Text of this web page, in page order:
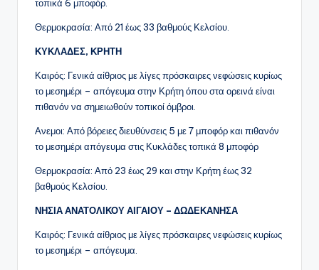
τοπικά 6 μποφόρ.
Θερμοκρασία: Από 21 έως 33 βαθμούς Κελσίου.
ΚΥΚΛΑΔΕΣ, ΚΡΗΤΗ
Καιρός: Γενικά αίθριος με λίγες πρόσκαιρες νεφώσεις κυρίως
το μεσημέρι – απόγευμα στην Κρήτη όπου στα ορεινά είναι
πιθανόν να σημειωθούν τοπικοί όμβροι.
Ανεμοι: Από βόρειες διευθύνσεις 5 με 7 μποφόρ και πιθανόν
το μεσημέρι απόγευμα στις Κυκλάδες τοπικά 8 μποφόρ
Θερμοκρασία: Από 23 έως 29 και στην Κρήτη έως 32
βαθμούς Κελσίου.
ΝΗΣΙΑ ΑΝΑΤΟΛΙΚΟΥ ΑΙΓΑΙΟΥ – ΔΩΔΕΚΑΝΗΣΑ
Καιρός: Γενικά αίθριος με λίγες πρόσκαιρες νεφώσεις κυρίως
το μεσημέρι – απόγευμα.